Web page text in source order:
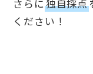
さらに独自採点
ください！